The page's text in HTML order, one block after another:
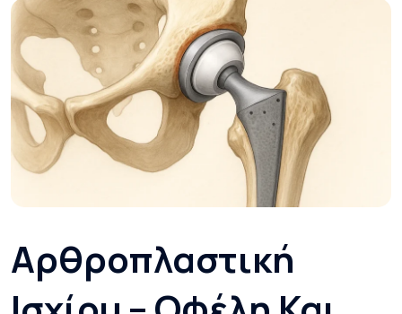
Αρθροπλαστική